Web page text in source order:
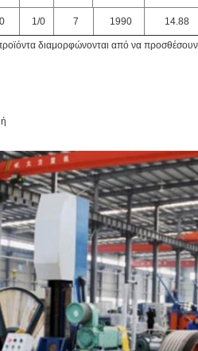
1/0 7 1990 14.88
διαμορφώνονται από να